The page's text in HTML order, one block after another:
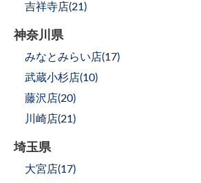
吉祥寺店(21 )
神奈川県
みなとみらい店(17)
武蔵小杉店(10)
藤沢店(20)
川崎店(21 )
埼玉県
大宮店(17)